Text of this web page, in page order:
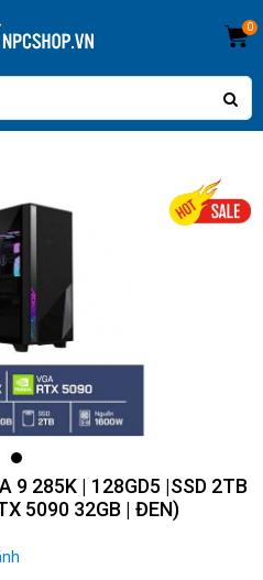
0
9 285K | 128GD5 |SSD 2TB
5090 32GB | ĐEN)